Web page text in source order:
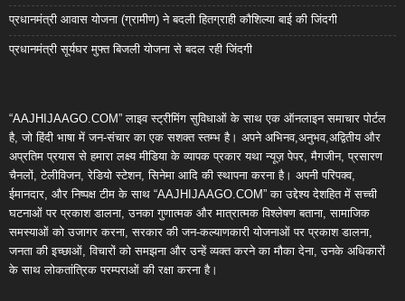
प्रधानमंत्री आवास योजना (ग्रामीण) ने बदली हितग्राही कौशिल्या बाई की जिंदगी
प्रधानमंत्री सूर्यघर मुफ्त बिजली योजना से बदल रही जिंदगी
“AAJHIJAAGO.COM” लाइव स्ट्रीमिंग सुविधाओं के साथ एक ऑनलाइन समाचार पोर्टल
है, जो हिंदी भाषा में जन-संचार का एक सशक्त स्तम्भ है। अपने अभिनव,अनुभव,अद्वितीय और
अप्रतिम प्रयास से हमारा लक्ष्य मीडिया के व्यापक प्रकार यथा न्यूज़ पेपर, मैगजीन, प्रसारण
चैनलों, टेलीविजन, रेडियो स्टेशन, सिनेमा आदि की स्थापना करना है। अपनी परिपक्व,
ईमानदार, और निष्पक्ष टीम के साथ “AAJHIJAAGO.COM” का उद्देश्य देशहित में सच्ची
घटनाओं पर प्रकाश डालना, उनका गुणात्मक और मात्रात्मक विश्लेषण बताना, सामाजिक
समस्याओं को उजागर करना, सरकार की जन-कल्याणकारी योजनाओं पर प्रकाश डालना,
जनता की इच्छाओं, विचारों को समझना और उन्हें व्यक्त करने का मौका देना, उनके अधिकारों
के साथ लोकतांत्रिक परम्पराओं की रक्षा करना है।